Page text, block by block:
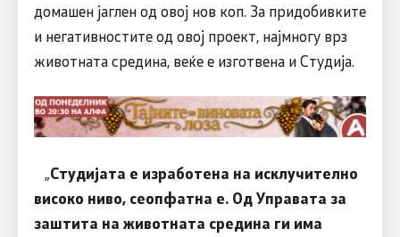
домашен јаглен од овој нов коп. За придобивките
и негативностите од овој проект, најмногу врз
животната средина, веќе е изготвена и Студија.
„Студијата е изработена на исклучително
високо ниво, сеопфатна е. Од Управата за
заштита на животната средина ги има